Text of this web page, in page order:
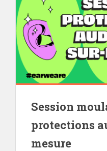
Session
protections
mesure